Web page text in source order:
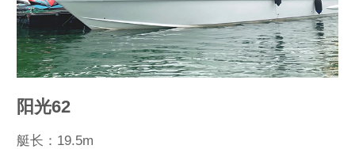
阳光62
艇长：19.5m